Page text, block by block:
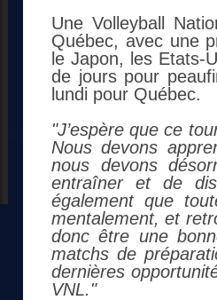
Une Volleyball
Québec, avec une
le Japon, les Etats-
de jours pour
lundi pour Québec.
"J’espère que ce
Nous devons
nous devons
entraîner et de
également que
mentalement, et
donc être une
matchs de
dernières
VNL."